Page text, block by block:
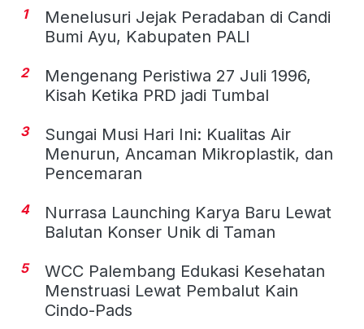
1
Menelusuri Jejak Peradaban di Candi
Bumi Ayu, Kabupaten PALI
2
Mengenang Peristiwa 27 Juli 1996,
Kisah Ketika PRD jadi Tumbal
3
Sungai Musi Hari Ini: Kualitas Air
Menurun, Ancaman Mikroplastik, dan
Pencemaran
4
Nurrasa Launching Karya Baru Lewat
Balutan Konser Unik di Taman
5
WCC Palembang Edukasi Kesehatan
Menstruasi Lewat Pembalut Kain
Cindo-Pads